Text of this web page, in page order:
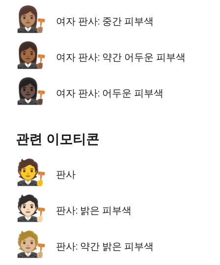
👩🏽‍⚖️ 여자 판사: 중간 피부색
👩🏾‍⚖️ 여자 판사: 약간 어두운 피부색
👩🏿‍⚖️ 여자 판사: 어두운 피부색
관련 이모티콘
🧑‍⚖️ 판사
🧑🏻‍⚖️ 판사: 밝은 피부색
🧑🏼‍⚖️ 판사: 약간 밝은 피부색